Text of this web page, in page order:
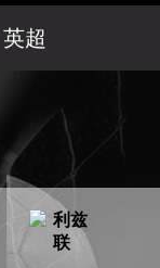
英超